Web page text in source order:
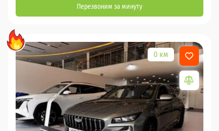
Перезвоним за минуту
0 км